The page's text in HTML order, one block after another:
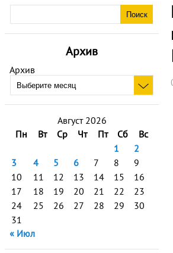
Архив
Архив
Август 2026
Пн
Вт Ср Чт Пт Сб
Вс
1
2
3
4 5 6 7 8
9
10
11 12 13 14 15
16
17
18 19 20 21 22
23
24
25 26 27 28 29
30
31
« Июл